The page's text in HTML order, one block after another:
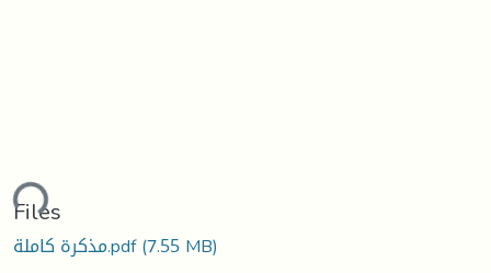
Files
مذكرة كاملة.pdf(7.55 MB)